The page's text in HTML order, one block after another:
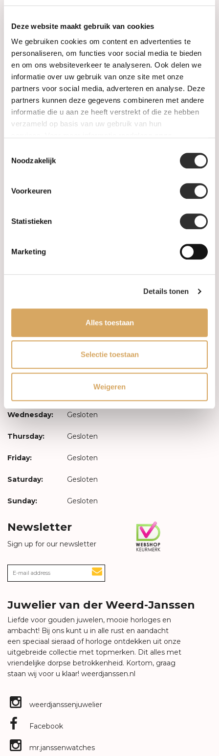
Deze website maakt gebruik van cookies
We gebruiken cookies om content en advertenties te
personaliseren, om functies voor social media te bieden
en om ons websiteverkeer te analyseren. Ook delen we
informatie over uw gebruik van onze site met onze
partners voor social media, adverteren en analyse. Deze
partners kunnen deze gegevens combineren met andere
informatie die u aan ze heeft verstrekt of die ze hebben
verzameld op basis van uw gebruik van hun
Noodzakelijk
Voorkeuren
Statistieken
Marketing
Details tonen
Alles toestaan
Selectie toestaan
Weigeren
PRE-OWNED
Luxury Accessories
Maatwerk
Gents Jewelry
SALE
Information
Levertijd & verzendkosten
Monday: Gesloten
Wednesday: Gesloten
Thursday: Gesloten
Friday: Gesloten
Saturday: Gesloten
Sunday: Gesloten
Newsletter
Sign up for our newsletter
Juwelier van der Weerd-Janssen
Liefde voor gouden juwelen, mooie horloges en
ambacht! Bij ons kunt u in alle rust en aandacht
een speciaal sieraad of horloge ontdekken uit onze
uitgebreide collectie met topmerken. Dit alles met
vriendelijke dorpse betrokkenheid. Kortom, graag
staan wij voor u klaar! weerdjanssen.nl
weerdjanssenjuwelier
Facebook
mr.janssenwatches